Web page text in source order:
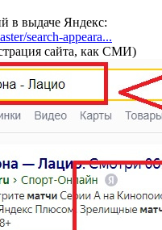
в выдаче Яндекс:
search-appeara...
сайта, как СМИ)